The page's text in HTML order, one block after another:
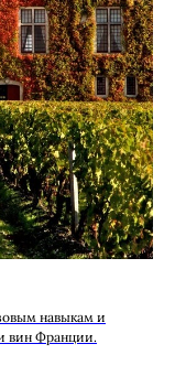
навыкам и
вин Франции.